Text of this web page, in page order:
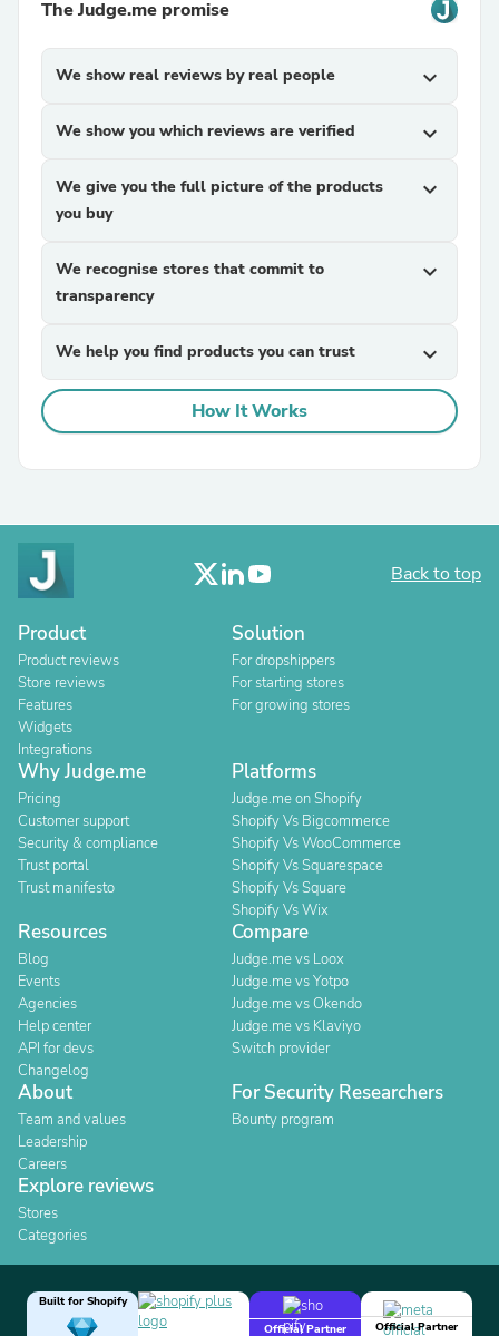
The Judge.me promise
We show real reviews by real people expand_more
We show you which reviews are verified expand_more
We give you the full picture of the products
you buy
expand_more
We recognise stores that commit to
transparency
expand_more
We help you find products you can trust expand_more
How It Works
Back to top
Product
Product reviews
Store reviews
Features
Widgets
Integrations
Solution
For dropshippers
For starting stores
For growing stores
Why Judge.me
Pricing
Customer support
Security & compliance
Trust portal
Trust manifesto
Platforms
Judge.me on Shopify
Shopify Vs Bigcommerce
Shopify Vs WooCommerce
Shopify Vs Squarespace
Shopify Vs Square
Shopify Vs Wix
Resources
Blog
Events
Agencies
Help center
API for devs
Changelog
Compare
Judge.me vs Loox
Judge.me vs Yotpo
Judge.me vs Okendo
Judge.me vs Klaviyo
Switch provider
About
Team and values
Leadership
Careers
For Security Researchers
Bounty program
Explore reviews
Stores
Categories
Built for Shopify
Official Partner
Official Partner